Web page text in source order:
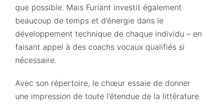
que possible. Mais Furiant investit également
beaucoup de temps et d’énergie dans le
développement technique de chaque individu – en
faisant appel à des coachs vocaux qualifiés si
nécessaire.
Avec son répertoire, le chœur essaie de donner
une impression de toute l’étendue de la littérature